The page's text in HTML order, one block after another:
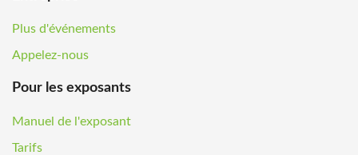
Plus d'événements
Appelez-nous
Pour les exposants
Manuel de l'exposant
Tarifs